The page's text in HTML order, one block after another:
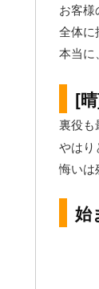
お客様
全体に
本当に、
[
裏役も
やはり
悔いは
始